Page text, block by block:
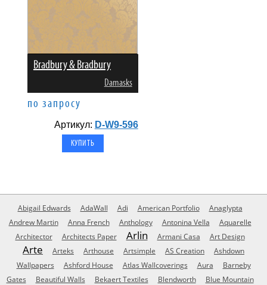
Bradbury & Bradbury
Damasks
по запросу
Артикул: D-W9-596
Abigail Edwards AdaWall Adi American Portfolio
Anaglypta
Andrew Martin
Anna French Anthology Antonina Vella
Aquarelle
Architector
Architects Paper Arlin Armani Casa Art Design
Arte Arteks Arthouse Artsimple AS Creation
Ashdown
Wallpapers
Ashford House Atlas Wallcoverings Aura
Barneby
Gates
Beautiful Walls Bekaert Textiles Blendworth Blue Mountain